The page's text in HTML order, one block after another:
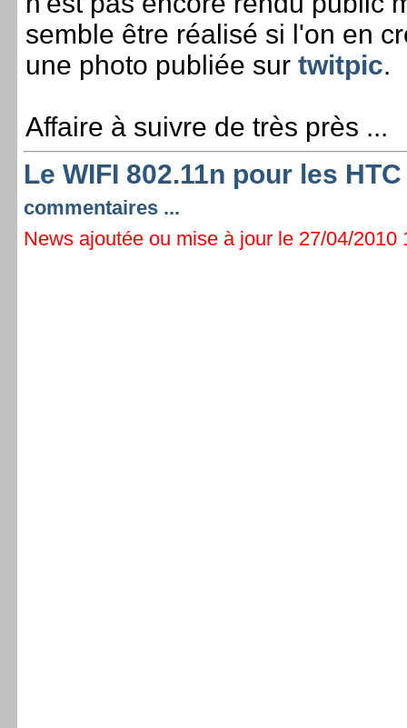
semble être réalisé si l'on en
une photo publiée sur twitpic.
Affaire à suivre de très près ...
Le WIFI 802.11n pour les
commentaires ...
News ajoutée ou mise à jour le 27/04/2010